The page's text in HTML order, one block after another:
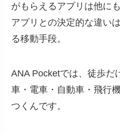
がもらえるアプリは他に
アプリとの決定的な違い
る移動手段。
ANA Pocketでは、徒歩だ
車・電車・自動車・飛行
つくんです。